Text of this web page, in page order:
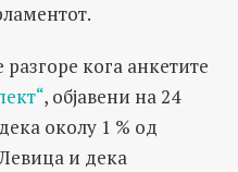
кога анкетите
, објавени на 24
околу 1 % од
и дека